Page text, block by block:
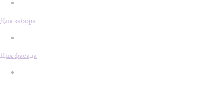
Для забора
Для фасада